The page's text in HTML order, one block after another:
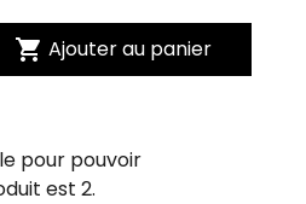
shopping_cart Ajouter au panier
pour pouvoir
est 2.